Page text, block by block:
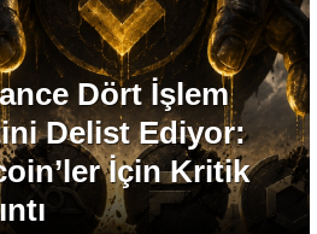
Dört İşlem
Delist Ediyor:
İçin Kritik